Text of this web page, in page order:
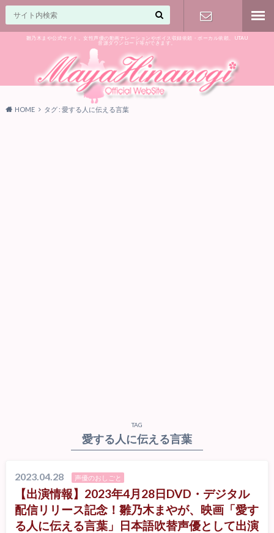
雛乃木まや公式サイト。女性声優の動画ナレーションやボイス収録依頼・ボーカル依頼、UTAU
音源ダウンロード等ができます。
気軽に♪
HOME タグ : 愛する人に伝える言葉
TAG
愛する人に伝える言葉
2023.04.28 声優のおしごと
【出演情報】2023年4月28日DVD・デジタル
配信リリース記念！雛乃木まやが、映画「愛す
る人に伝える言葉」日本語吹替声優として出演